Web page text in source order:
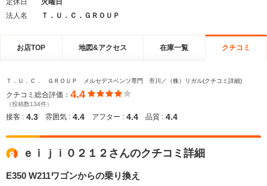
定休日
火曜日
法人名
Ｔ．Ｕ．Ｃ．ＧＲＯＵＰ
お店TOP 地図&アクセス 在庫一覧 クチコミ
Ｔ．Ｕ．Ｃ． ＧＲＯＵＰ メルセデスベンツ専門 市川／（株）リガル(クチコミ詳細)
クチコミ総合評価： 4.4
（投稿数134件）
接客 : 4.3 雰囲気 : 4.4 アフター : 4.4 品質 : 4.4
ｅｉｊｉ０２１２さんのクチコミ詳細
E350 W211ワゴンからの乗り換え